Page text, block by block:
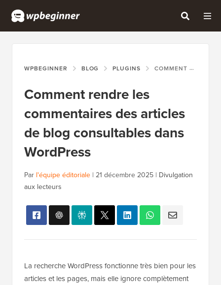
WPBEGINNER BLOG PLUGINS COMMENT RENDRE LES COMMENTAIRES DES ARTICLES DE BLOG CONSULTABLES DANS WORDPRESS
Comment rendre les
commentaires des articles
de blog consultables dans
WordPress
Par l'équipe éditoriale | 21 décembre 2025 | Divulgation
aux lecteurs
La recherche WordPress fonctionne très bien pour les
articles et les pages, mais elle ignore complètement